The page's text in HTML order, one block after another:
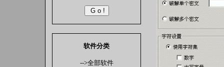
软件分类
-->全部软件